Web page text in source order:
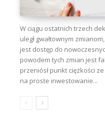
W ciągu ostatnich trzech
uległ gwałtownym
jest dostęp do
powodem tych zmian jest
przeniósł punkt ciężkości
na proste inwestowanie...